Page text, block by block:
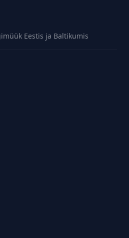
Eestis ja Baltikumis